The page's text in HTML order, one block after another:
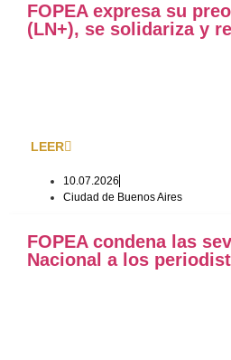
FOPEA expresa su
(LN+), se solidariza y
LEER
10.07.2026
Ciudad de Buenos Aires
FOPEA condena las
Nacional a los